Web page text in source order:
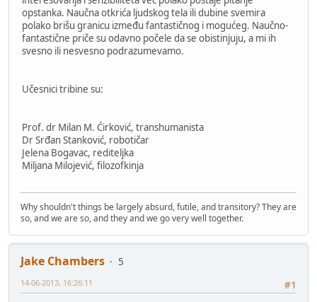
opstanka. Naučna otkrića ljudskog tela ili dubine svemira
polako brišu granicu između fantastičnog i mogućeg. Naučno-
fantastične priče su odavno počele da se obistinjuju, a mi ih
svesno ili nesvesno podrazumevamo.
Učesnici tribine su:
Prof. dr Milan M. Ćirković, transhumanista
Dr Srđan Stanković, robotičar
Jelena Bogavac, rediteljka
Miljana Milojević, filozofkinja
Why shouldn't things be largely absurd, futile, and transitory? They are
so, and we are so, and they and we go very well together.
Jake Chambers
5
#1
14-06-2013, 16:26:11